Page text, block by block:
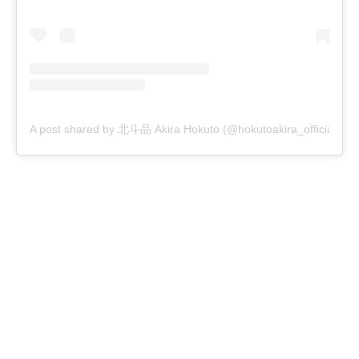
A post shared by 北斗晶 Akira Hokuto (@hokutoakira_official)